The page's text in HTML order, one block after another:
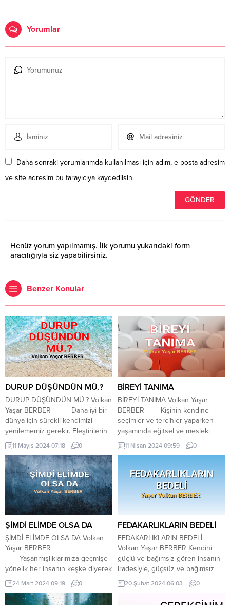
Yorumlar
Daha sonraki yorumlarımda kullanılması için adım, e-posta adresim
ve site adresim bu tarayıcıya kaydedilsin.
Henüz yorum yapılmamış. İlk yorumu yukarıdaki form
aracılığıyla siz yapabilirsiniz.
Benzer Konular
DURUP DÜŞÜNDÜN MÜ.?
DURUP DÜŞÜNDÜN MÜ.? Volkan
Yaşar BERBER Daha iyi bir
dünya için sürekli kendimizi
yenilememiz gerekir. Eleştirilerin
basamak basamak üstesinden
gelmek, kendine güvenerek
tercihlerin sonuçlarını kabul
etmek mamafih onlardan ders
almaya hazır olarak kendine
yeterince inananarak
cesaretlenmektir yaşam..
Benliğinin keşfinde olasılıkların
riskini alarak ilerleyebilme
özgüveniyle arzuladığının
peşinden gidebilmektir.
Bilinmelidir ki olmayı...
11 Mayıs 2024 07:18 0
BİREYİ TANIMA
BİREYİ TANIMA Volkan Yaşar
BERBER Kişinin kendine
seçimler ve tercihler yaparken
yaşamında eğitsel ve mesleki
olarak belirlemesi gereklidir.
Bireyi tanıma gerçekçi bir benlik
Becerileri ve ilgileri
doğrultusunda akademik
eğitimlerde bireyi tanıma da
tanımanın bir çok açıdan faydaları
vardır ki bu yaşamsal kararlar
almada büyük rol...
11 Nisan 2024 09:59 0
ŞİMDİ ELİMDE OLSA DA
ŞİMDİ ELİMDE OLSA DA Volkan
Yaşar BERBER
Yaşanmışlıklarımıza geçmişe
yönelik her insanın keşke diyerek
gereksinimleri olmuştur. İnsan
zihninin anlamlı bir bütün
yaratarak zamane karşılanamayan
24 Mart 2024 09:19 0
FEDAKARLIKLARIN BEDELİ
FEDAKARLIKLARIN BEDELİ
Volkan Yaşar BERBER Kendini
güçlü ve bağımsız gören insanın
iradesiyle, güçsüz ve bağımsız
insanın iradesi elbette aynı
boyutta düşünülemez. Sorunların
aslen hepsinin temelini felsefi
20 Şubat 2024 06:03 0